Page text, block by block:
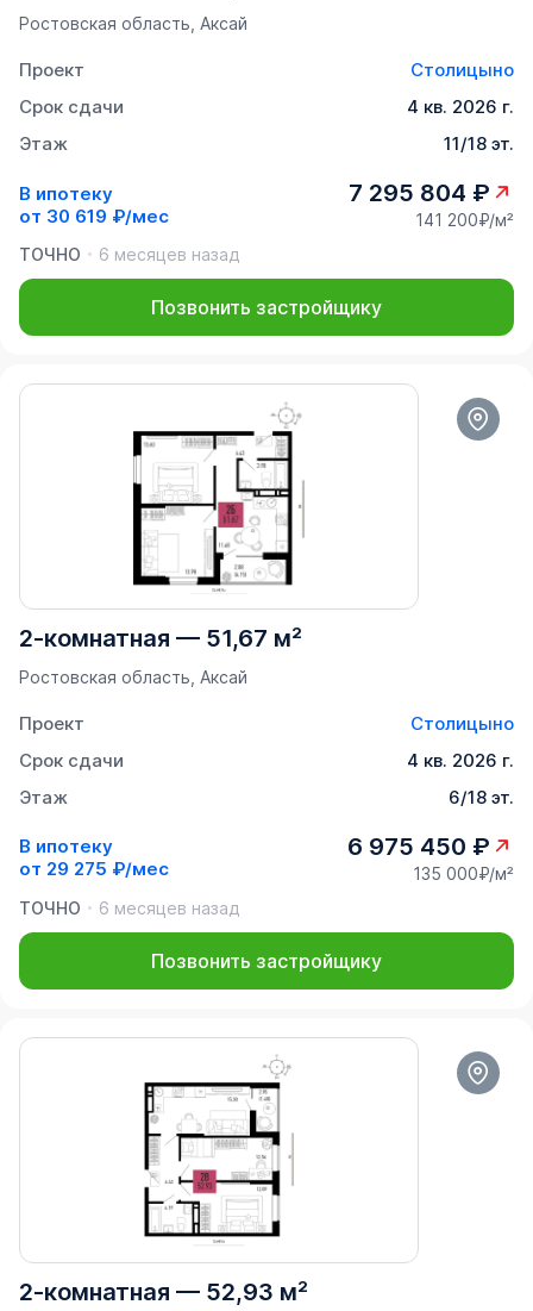
Ростовская область, Аксай
Проект
Столицыно
Срок сдачи
4 кв. 2026 г.
Этаж
11/18 эт.
В ипотеку
от 30 619 ₽/мес
7 295 804 ₽
141 200₽/м²
ТОЧНО
6 месяцев назад
Позвонить застройщику
2-комнатная — 51,67 м²
Ростовская область, Аксай
Проект
Столицыно
Срок сдачи
4 кв. 2026 г.
Этаж
6/18 эт.
В ипотеку
от 29 275 ₽/мес
6 975 450 ₽
135 000₽/м²
ТОЧНО
6 месяцев назад
Позвонить застройщику
2-комнатная — 52,93 м²